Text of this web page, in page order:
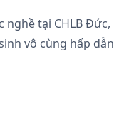
nghề tại CHLB Đức,
vô cùng hấp dẫn